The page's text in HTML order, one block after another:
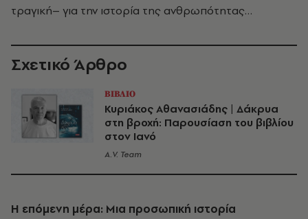
τραγική– για την ιστορία της ανθρωπότητας…
Σχετικό Άρθρο
ΒΙΒΛΙΟ
Κυριάκος Αθανασιάδης | Δάκρυα
στη βροχή: Παρουσίαση του βιβλίου
στον Ιανό
A.V. Team
Η επόμενη μέρα: Μια προσωπική ιστορία